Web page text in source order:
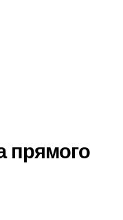
прямого